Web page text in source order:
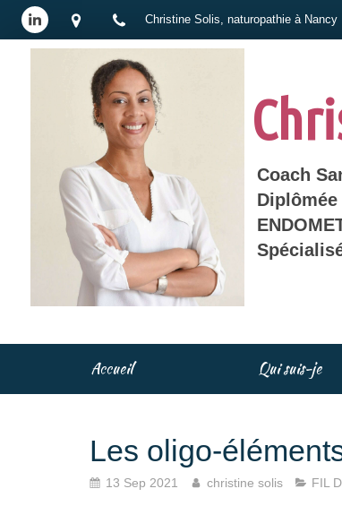
Christine Solis, naturopathie à Nancy
Coach
Accueil Qui suis-je
Les oligo-
13 Sep 2021 christine solis FIL